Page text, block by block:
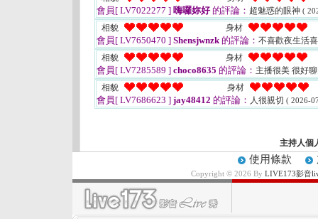
會員[ LV7022277 ] 嗨囉妳好的評論： 超魅惑的眼神 (
相貌 身材
會員[ LV7650470 ] Shensjwnzk的評論： 不喜歡夜生活
相貌
身材
會員[ LV7285589 ] choco8635 的評論： 主播很美 很好
相貌
身材
會員[ LV7686623 ] jay48412 的評論： 人很親切 ( 2026-
主持人個
使用條款
Copyright © 2026 By LIVE173影音